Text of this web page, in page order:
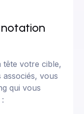
notation
tête votre cible,
vous
qui vous